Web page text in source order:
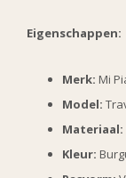
Eigenschappen:
Merk: Mi
Model:
Materiaal:
Kleur: